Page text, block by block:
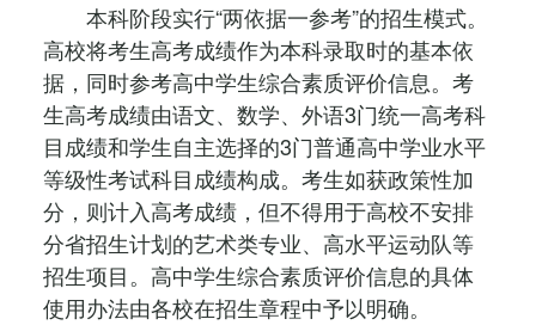
本科阶段实行“两依据一参考”的招生模式。
高校将考生高考成绩作为本科录取时的基本依
据，同时参考高中学生综合素质评价信息。考
生高考成绩由语文、数学、外语3门统一高考科
目成绩和学生自主选择的3门普通高中学业水平
等级性考试科目成绩构成。考生如获政策性加
分，则计入高考成绩，但不得用于高校不安排
分省招生计划的艺术类专业、高水平运动队等
招生项目。高中学生综合素质评价信息的具体
使用办法由各校在招生章程中予以明确。